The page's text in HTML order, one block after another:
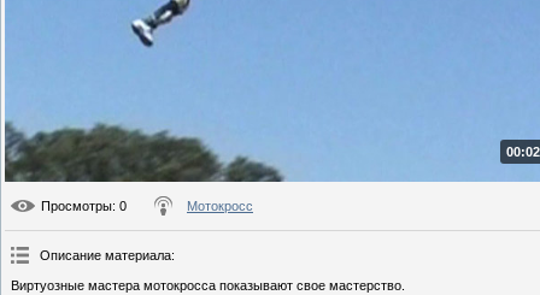
Просмотры: 0 Мотокросс
Описание материала:
Виртуозные мастера мотокросса показывают свое мастерство.